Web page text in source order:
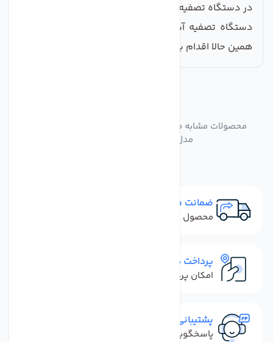
در دستگاه تصفیه آب خود هستید، محدود کننده فاضلاب
همین حالا اقدام به خرید این محصول ارزشمند کنید.
محصولات مشابه محدود کننده فاضلاب دستگاه تصفیه آب
مدل FLOW300 بسته 5 عددی
ضمانت مرجوعی
محصول نباید آسیب دیده باشد
پرداخت در محل
امکان پرداخت کل فاکتور در محل
پشتیبانی سریع
پاسخگویی سریع به تماس‌ها و پیام‌ها